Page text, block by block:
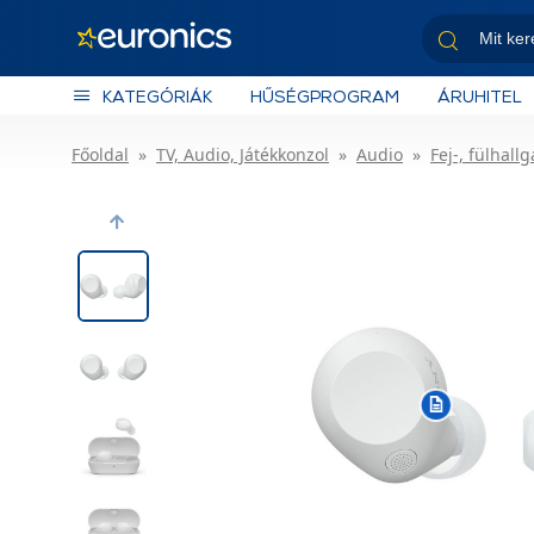
KATEGÓRIÁK HŰSÉGPROGRAM ÁRUHITEL
Főoldal TV, Audio, Játékkonzol Audio Fej-,
Previous